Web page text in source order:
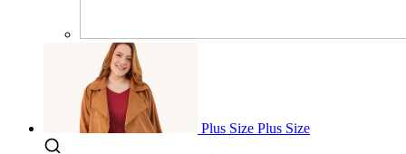
Plus Size Plus Size